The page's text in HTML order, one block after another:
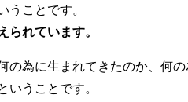
うことです。
られています。
の為に生まれてきたのか、何
いうことです。